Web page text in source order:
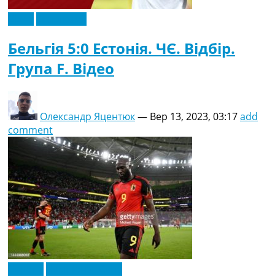
Бельгія 5:0 Естонія. ЧЄ. Відбір.
Група F. Відео
Олександр Яцентюк— Вер 13, 2023, 03:17add
comment